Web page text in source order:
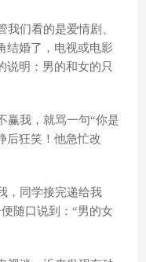
们看的是爱情剧、
结婚了，电视或电影
说明：男的和女的只
赢我，就骂一句“你是
后狂笑！他急忙改
，同学接完递给我
随口说到：“男的女